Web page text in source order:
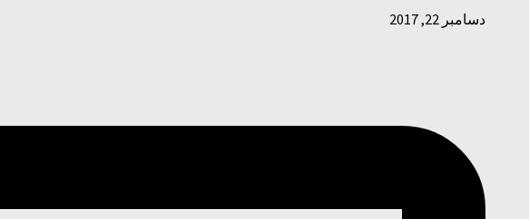
دسامبر 22, 2017